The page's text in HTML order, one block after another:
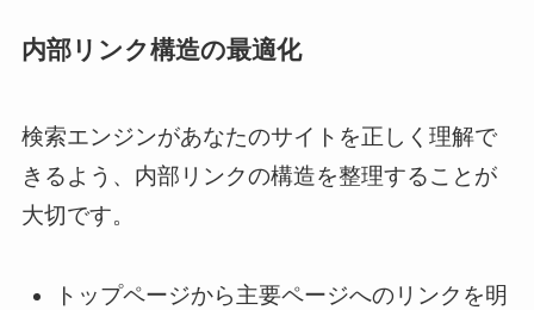
内部リンク構造の最適化
検索エンジンがあなたのサイトを正しく理解で
きるよう、内部リンクの構造を整理することが
大切です。
トップページから主要ページへのリンクを明